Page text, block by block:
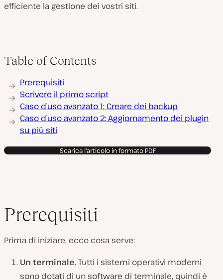
efficiente la gestione dei vostri siti.
Table of Contents
Prerequisiti
Scrivere il primo script
Caso d’uso avanzato 1: Creare dei backup
Caso d’uso avanzato 2: Aggiornamento dei plugin
su più siti
Scarica l'articolo in formato PDF
Prerequisiti
Prima di iniziare, ecco cosa serve:
Un terminale. Tutti i sistemi operativi moderni
sono dotati di un software di terminale, quindi è